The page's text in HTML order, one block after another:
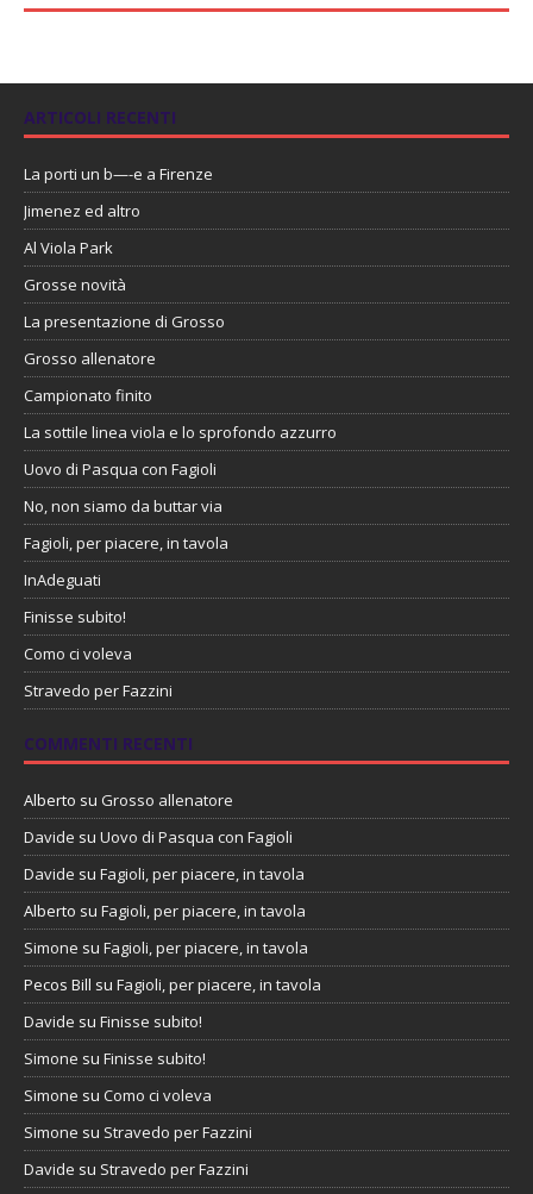
ARTICOLI RECENTI
La porti un b—-e a Firenze
Jimenez ed altro
Al Viola Park
Grosse novità
La presentazione di Grosso
Grosso allenatore
Campionato finito
La sottile linea viola e lo sprofondo azzurro
Uovo di Pasqua con Fagioli
No, non siamo da buttar via
Fagioli, per piacere, in tavola
InAdeguati
Finisse subito!
Como ci voleva
Stravedo per Fazzini
COMMENTI RECENTI
Alberto su Grosso allenatore
Davide su Uovo di Pasqua con Fagioli
Davide su Fagioli, per piacere, in tavola
Alberto su Fagioli, per piacere, in tavola
Simone su Fagioli, per piacere, in tavola
Pecos Bill su Fagioli, per piacere, in tavola
Davide su Finisse subito!
Simone su Finisse subito!
Simone su Como ci voleva
Simone su Stravedo per Fazzini
Davide su Stravedo per Fazzini